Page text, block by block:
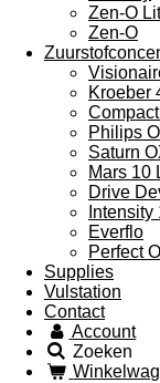
Zen-O
Zen-O
Kroeber
Philips
Saturn
Mars 10
Drive
Everflo
Perfect
Supplies
Vulstation
Contact
Account
Zoeken